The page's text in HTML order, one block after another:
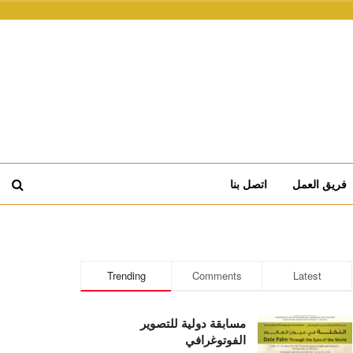
فريق العمل اتصل بنا
Trending Comments Latest
مسابقة دولية للتصوير
الفوتوغرافي